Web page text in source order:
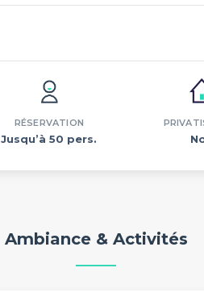
RÉSERVATION
Jusqu’à 50 pers.
Ambiance & Activités